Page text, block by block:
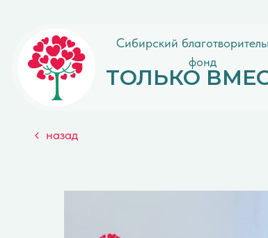
Сибирский благотворительный
фонд
ТОЛЬКО ВМЕСТЕ